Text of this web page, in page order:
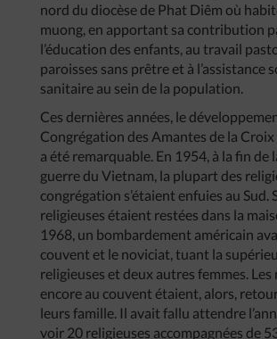
nord du diocèse de Phat Diêm où
muong, en apportant sa contribution
l’éducation des enfants, au travail
paroisses sans prêtre et à l’assistance
sanitaire au sein de la population.
Ces dernières années, le
Congrégation des Amantes de la
a été remarquable. En 1954, à la fin de
guerre du Vietnam, la plupart des
congrégation s’étaient enfuies au Sud.
religieuses étaient restées dans la
1968, un bombardement américain
couvent et le noviciat, tuant la
religieuses et deux autres femmes. Les
encore au couvent étaient, alors,
leurs famille. Il avait fallu attendre
voir 20 religieuses accompagnées de